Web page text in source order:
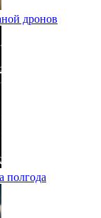
дронов
полгода